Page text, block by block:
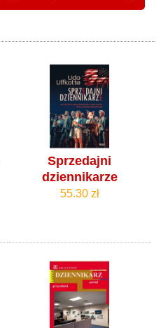
Sprzedajni
dziennikarze
55.30 zł